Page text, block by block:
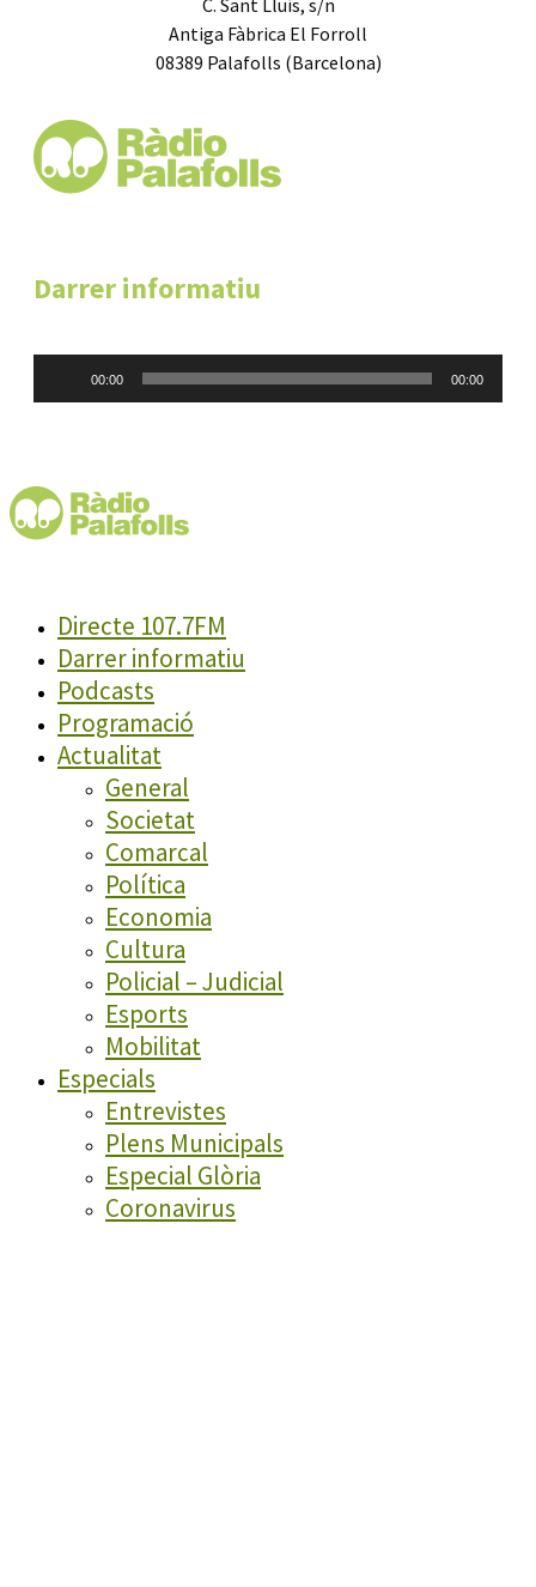
Antiga Fàbrica El Forroll
08389 Palafolls (Barcelona)
Darrer informatiu
00:00 00:00
Directe 107.7FM
Darrer informatiu
Podcasts
Programació
Actualitat
General
Societat
Comarcal
Política
Economia
Cultura
Policial – Judicial
Esports
Mobilitat
Especials
Entrevistes
Plens Municipals
Especial Glòria
Coronavirus